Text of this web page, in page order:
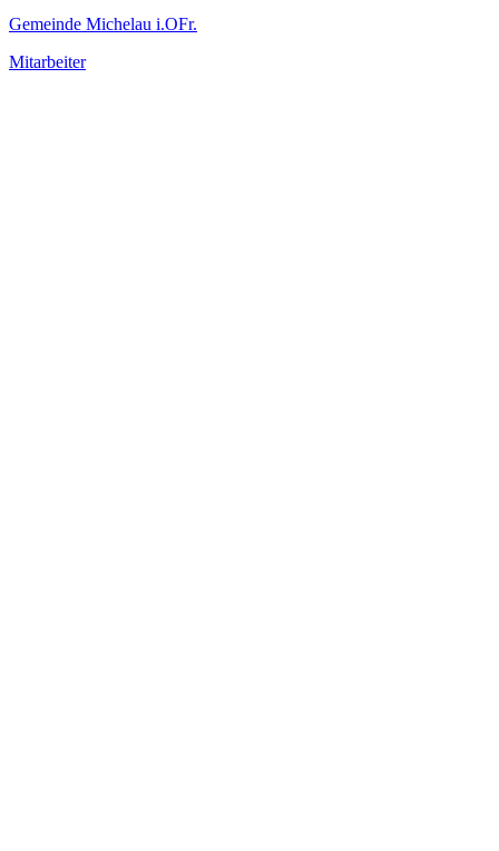
Gemeinde Michelau i.OFr.
Mitarbeiter